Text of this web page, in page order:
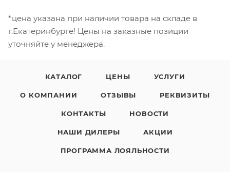
*цена указана при наличии товара на складе в
г.Екатеринбурге! Цены на заказные позиции
уточняйте у менеджера.
КАТАЛОГ ЦЕНЫ УСЛУГИ
О КОМПАНИИ ОТЗЫВЫ РЕКВИЗИТЫ
КОНТАКТЫ НОВОСТИ
НАШИ ДИЛЕРЫ АКЦИИ
ПРОГРАММА ЛОЯЛЬНОСТИ